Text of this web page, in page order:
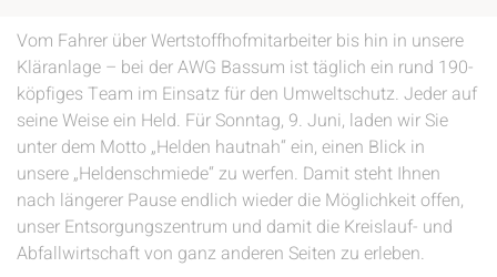
Vom Fahrer über Wertstoffhofmitarbeiter bis hin in unsere
Kläranlage – bei der AWG Bassum ist täglich ein rund 190-
köpfiges Team im Einsatz für den Umweltschutz. Jeder auf
seine Weise ein Held. Für Sonntag, 9. Juni, laden wir Sie
unter dem Motto „Helden hautnah“ ein, einen Blick in
unsere „Heldenschmiede“ zu werfen. Damit steht Ihnen
nach längerer Pause endlich wieder die Möglichkeit offen,
unser Entsorgungszentrum und damit die Kreislauf- und
Abfallwirtschaft von ganz anderen Seiten zu erleben.